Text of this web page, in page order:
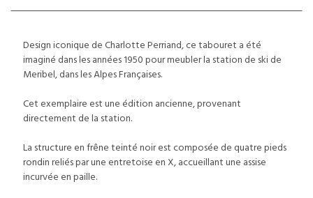
Design iconique de Charlotte Perriand, ce tabouret a été
imaginé dans les années 1950 pour meubler la station de ski de
Meribel, dans les Alpes Françaises.
Cet exemplaire est une édition ancienne, provenant
directement de la station.
La structure en frêne teinté noir est composée de quatre pieds
rondin reliés par une entretoise en X, accueillant une assise
incurvée en paille.